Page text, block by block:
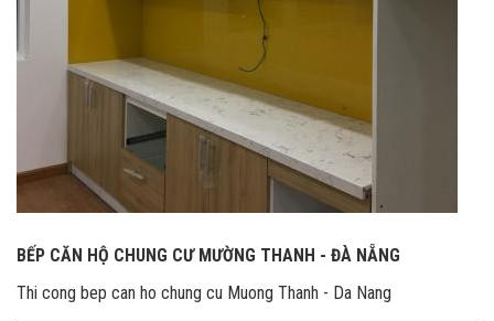
BẾP CĂN HỘ CHUNG CƯ MƯỜNG THANH - ĐÀ NẴNG
Thi cong bep can ho chung cu Muong Thanh - Da Nang